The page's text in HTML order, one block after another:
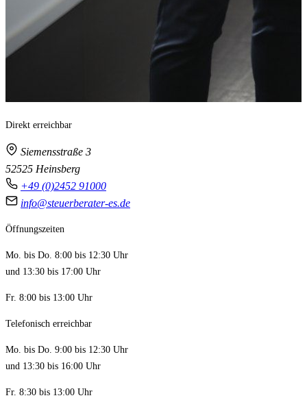
Direkt erreichbar
Siemensstraße 3
52525 Heinsberg
+49 (0)2452 91000
info@steuerberater-es.de
Öffnungszeiten
Mo. bis Do. 8:00 bis 12:30 Uhr
und 13:30 bis 17:00 Uhr
Fr. 8:00 bis 13:00 Uhr
Telefonisch erreichbar
Mo. bis Do. 9:00 bis 12:30 Uhr
und 13:30 bis 16:00 Uhr
Fr. 8:30 bis 13:00 Uhr